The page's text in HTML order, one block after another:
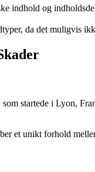
indhold og
da det muligvis
startede i Lyon,
et unikt forhold